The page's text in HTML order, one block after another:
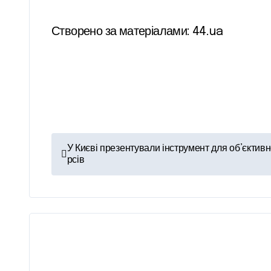
Створено за матеріалами: 44.ua
Н
а
в
і
У Києві презентували інструмент для
рсів